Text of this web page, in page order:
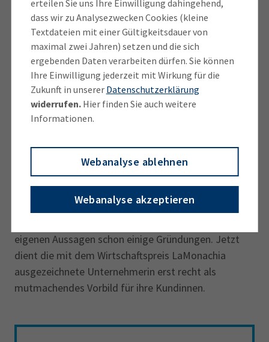
erteilen Sie uns Ihre Einwilligung dahingehend,
dass wir zu Analysezwecken Cookies (kleine
Textdateien mit einer Gültigkeitsdauer von
maximal zwei Jahren) setzen und die sich
ergebenden Daten verarbeiten dürfen. Sie können
Ihre Einwilligung jederzeit mit Wirkung für die
Zukunft in unserer Datenschutzerklärung
widerrufen.Hier finden Sie auch weitere
Informationen.
Webanalyse ablehnen
Webanalyse akzeptieren
Heimatverbundene Mentorin
Auch neben der eigenen Firma engagiert sie sich. „Ich
möchte der Gesellschaft, die mein Leben so
bereichert hat, etwas zurückgeben“, sagt die
Unternehmerin, die sich ihrem Heimatland verbunden
fühlt. Sie war Mitgründerin der Bosnisch-
für den Migrationsbeirat und entwickelte als
Business- und Mindset-Coach ein
Mentoringprogramm für Frauen aus dem
Balkanraum. „Ich möchte sie zu unternehmerischem
eigenen Aussagen schon einige Gründungen. Jetzt
dient die mit dem Wirtschaftspreis LaMonachia
ausgezeichnete Unternehmerin erst recht als
mutmachendes Vorbild für ihre Kundinnen.